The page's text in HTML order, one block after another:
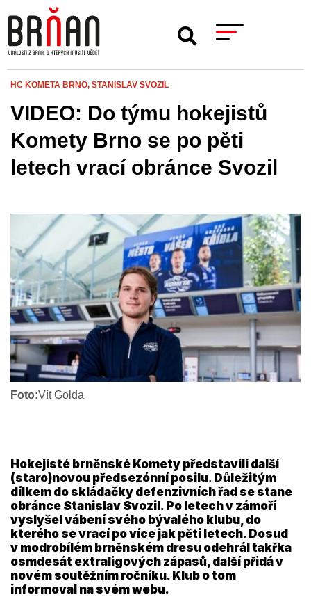
HC KOMETA BRNO, STANISLAV SVOZIL
VIDEO: Do týmu hokejistů
Komety Brno se po pěti
letech vrací obránce Svozil
Foto:Vít Golda
Hokejisté brněnské Komety představili další
(staro)novou předsezónní posilu. Důležitým
dílkem do skládačky defenzivních řad se stane
obránce Stanislav Svozil. Po letech v zámoří
vyslyšel vábení svého bývalého klubu, do
kterého se vrací po více jak pěti letech. Dosud
v modrobílém brněnském dresu odehrál takřka
osmdesát extraligových zápasů, další přidá v
novém soutěžním ročníku. Klub o tom
informoval na svém webu.